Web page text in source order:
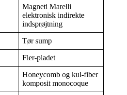
Magneti Marelli
elektronisk indirekte
indsprøjtning
Tør sump
Fler-pladet
Honeycomb og kul-fiber
komposit monocoque